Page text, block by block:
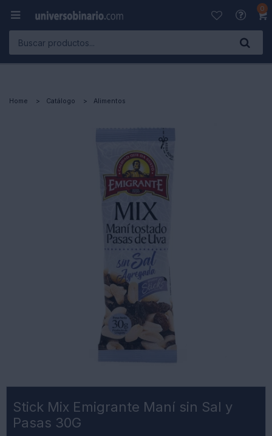
0

Home Catálogo Alimentos
Stick Mix Emigrante Maní sin Sal y
Pasas 30G